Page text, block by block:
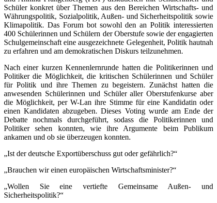
Schüler konkret über Themen aus den Bereichen Wirtschafts- und
Währungspolitik, Sozialpolitik, Außen- und Sicherheitspolitik sowie
Klimapolitik. Das Forum bot sowohl den an Politik interessierten
400 Schülerinnen und Schülern der Oberstufe sowie der engagierten
Schulgemeinschaft eine ausgezeichnete Gelegenheit, Politik hautnah
zu erfahren und am demokratischen Diskurs teilzunehmen.
Nach einer kurzen Kennenlernrunde hatten die Politikerinnen und
Politiker die Möglichkeit, die kritischen Schülerinnen und Schüler
für Politik und ihre Themen zu begeistern. Zunächst hatten die
anwesenden Schülerinnen und Schüler aller Oberstufenkurse aber
die Möglichkeit, per W-Lan ihre Stimme für eine Kandidatin oder
einen Kandidaten abzugeben. Dieses Voting wurde am Ende der
Debatte nochmals durchgeführt, sodass die Politikerinnen und
Politiker sehen konnten, wie ihre Argumente beim Publikum
ankamen und ob sie überzeugen konnten.
„Ist der deutsche Exportüberschuss gut oder gefährlich?“
„Brauchen wir einen europäischen Wirtschaftsminister?“
„Wollen Sie eine vertiefte Gemeinsame Außen- und
Sicherheitspolitik?“